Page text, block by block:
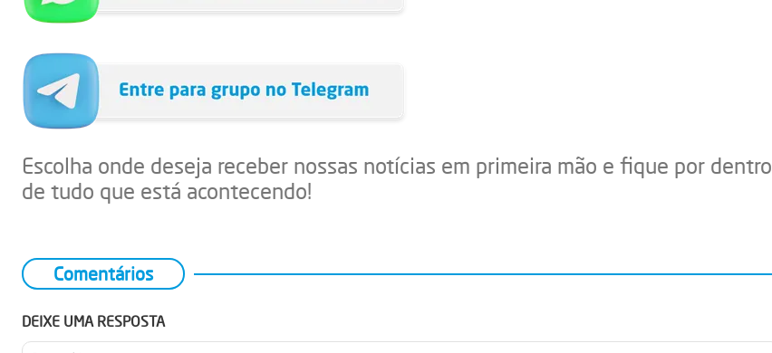
Escolha onde deseja receber nossas notícias em primeira mão e fique por dentro
de tudo que está acontecendo!
Comentários
DEIXE UMA RESPOSTA